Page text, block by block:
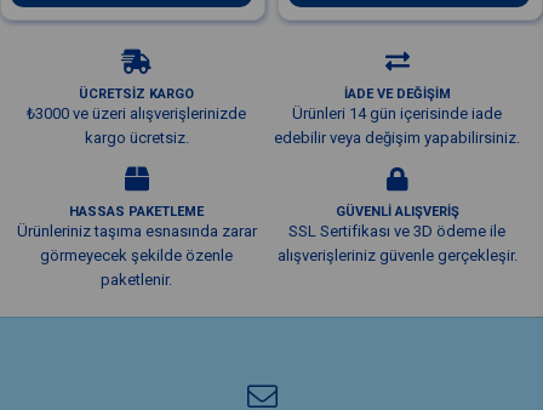
ÜCRETSİZ KARGO
₺3000 ve üzeri alışverişlerinizde
kargo ücretsiz.
İADE VE DEĞİŞİM
Ürünleri 14 gün içerisinde iade
edebilir veya değişim yapabilirsiniz.
HASSAS PAKETLEME
Ürünleriniz taşıma esnasında zarar
görmeyecek şekilde özenle
paketlenir.
GÜVENLİ ALIŞVERİŞ
SSL Sertifikası ve 3D ödeme ile
alışverişleriniz güvenle gerçekleşir.